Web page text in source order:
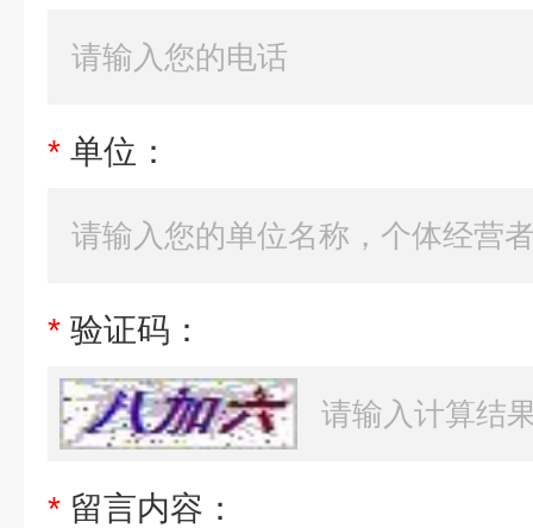
* 单位：
* 验证码：
* 留言内容：